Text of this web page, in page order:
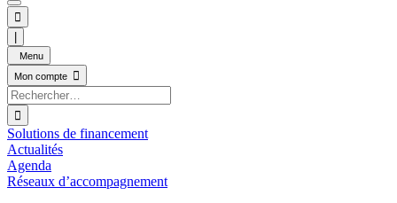

Menu
Mon compte


Solutions de financement
Actualités
Agenda
Réseaux d’accompagnement